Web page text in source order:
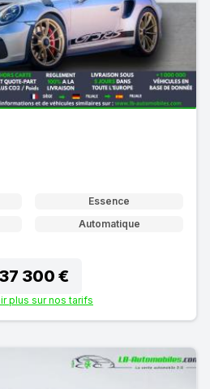
Essence
Automatique
300 €
plus sur nos tarifs